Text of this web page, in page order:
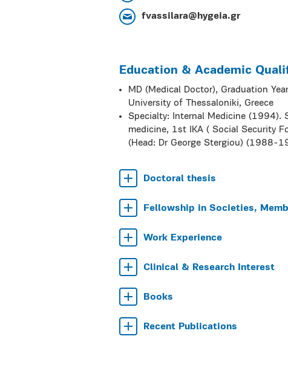
fvassilara@hygeia.gr
Education & Academic
MD (Medical Doctor), Graduation
University of Thessaloniki, Greece
Specialty: Internal Medicine (1994).
medicine, 1st IKA ( Social Security
(Head: Dr George Stergiou) (1988-
Doctoral thesis
Fellowship in Societies,
Work Experience
Clinical & Research Interest
Books
Recent Publications